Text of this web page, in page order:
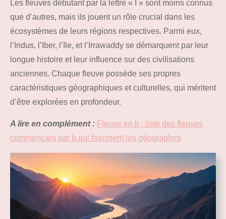
Les fleuves débutant par la lettre « I » sont moins connus
que d’autres, mais ils jouent un rôle crucial dans les
écosystèmes de leurs régions respectives. Parmi eux,
l’Indus, l’Iber, l’Ile, et l’Irrawaddy se démarquent par leur
longue histoire et leur influence sur des civilisations
anciennes. Chaque fleuve possède ses propres
caractéristiques géographiques et culturelles, qui méritent
d’être explorées en profondeur.
A lire en complément : Fleuve en b : liste des fleuves
commençant par b qui fascinent les géographes